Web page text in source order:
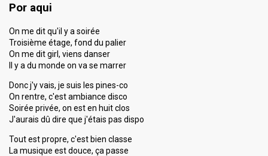
Por aqui
On me dit qu'il y a soirée
Troisième étage, fond du palier
On me dit girl, viens danser
Il y a du monde on va se marrer
Donc j'y vais, je suis les pines-co
On rentre, c'est ambiance disco
Soirée privée, on est en huit clos
J'aurais dû dire que j'étais pas dispo
Tout est propre, c'est bien classe
La musique est douce, ça passe